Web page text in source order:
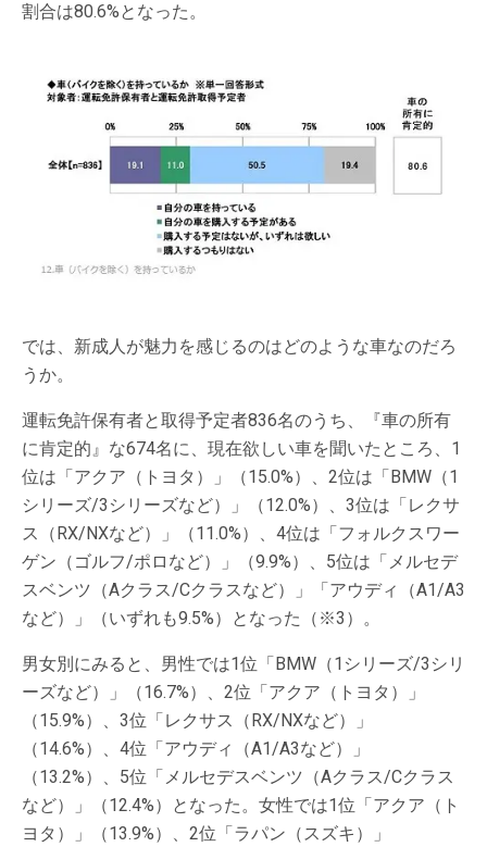
割合は80.6%となった。
では、新成人が魅力を感じるのはどのような車なのだろ
うか。
運転免許保有者と取得予定者836名のうち、『車の所有
に肯定的』な674名に、現在欲しい車を聞いたところ、1
位は「アクア（トヨタ）」（15.0%）、2位は「BMW（1
シリーズ/3シリーズなど）」（12.0%）、3位は「レクサ
ス（RX/NXなど）」（11.0%）、4位は「フォルクスワー
ゲン（ゴルフ/ポロなど）」（9.9%）、5位は「メルセデ
スベンツ（Aクラス/Cクラスなど）」「アウディ（A1/A3
など）」（いずれも9.5%）となった（※3）。
男女別にみると、男性では1位「BMW（1シリーズ/3シリ
ーズなど）」（16.7%）、2位「アクア（トヨタ）」
（15.9%）、3位「レクサス（RX/NXなど）」
（14.6%）、4位「アウディ（A1/A3など）」
（13.2%）、5位「メルセデスベンツ（Aクラス/Cクラス
など）」（12.4%）となった。女性では1位「アクア（ト
ヨタ）」（13.9%）、2位「ラパン（スズキ）」